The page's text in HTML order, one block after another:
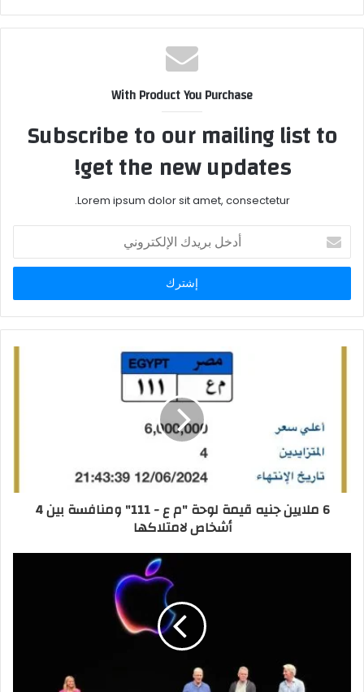
With Product You Purchase
Subscribe to our mailing list to
get the new updates!
Lorem ipsum dolor sit amet, consectetur.
أدخل
بريدك
الإلكتروني
6 ملايين جنيه قيمة لوحة "م ع - 111" ومنافسة بين 4
أشخاص لامتلاكها